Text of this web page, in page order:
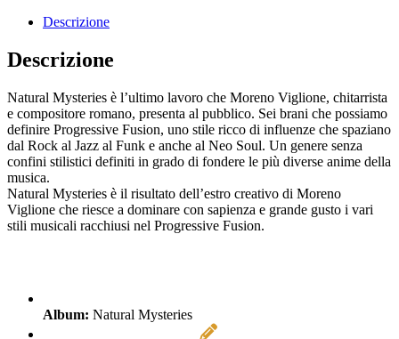
Descrizione
Descrizione
Natural Mysteries è l’ultimo lavoro che Moreno Viglione, chitarrista
e compositore romano, presenta al pubblico. Sei brani che possiamo
definire Progressive Fusion, uno stile ricco di influenze che spaziano
dal Rock al Jazz al Funk e anche al Neo Soul. Un genere senza
confini stilistici definiti in grado di fondere le più diverse anime della
musica.
Natural Mysteries è il risultato dell’estro creativo di Moreno
Viglione che riesce a dominare con sapienza e grande gusto i vari
stili musicali racchiusi nel Progressive Fusion.
Album: Natural Mysteries